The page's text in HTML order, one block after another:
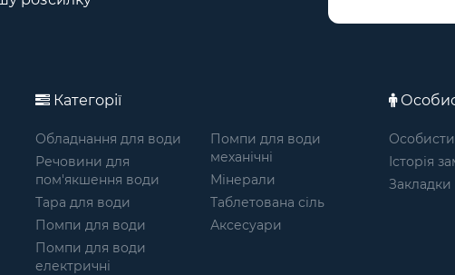
Категорії
Обладнання для води
Речовини для
пом'якшення води
Тара для води
Помпи для води
Помпи для води
електричні
Помпи для води
механічні
Мінерали
Таблетована сіль
Аксесуари
Історія
Закладки